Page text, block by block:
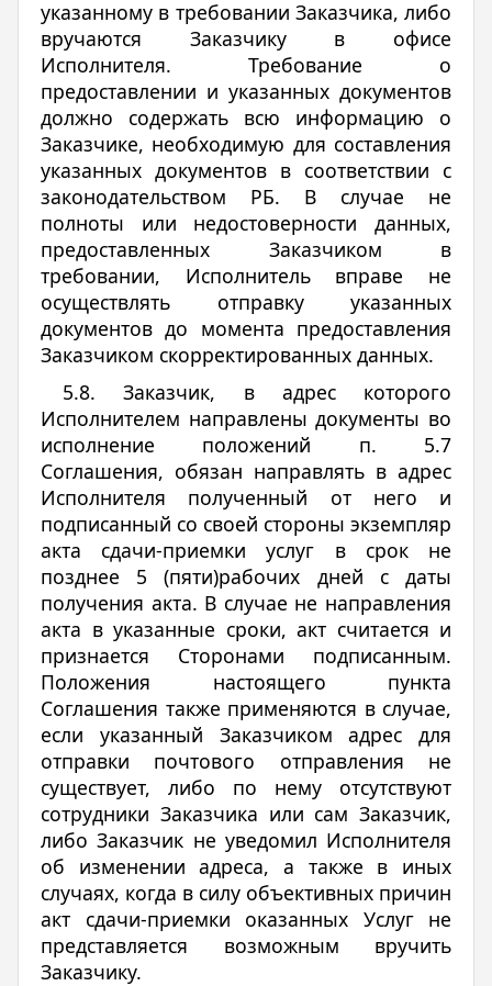
указанному в требовании Заказчика, либо
вручаются Заказчику в офисе
Исполнителя. Требование о
предоставлении и указанных документов
должно содержать всю информацию о
Заказчике, необходимую для составления
указанных документов в соответствии с
законодательством РБ. В случае не
полноты или недостоверности данных,
предоставленных Заказчиком в
требовании, Исполнитель вправе не
осуществлять отправку указанных
документов до момента предоставления
Заказчиком скорректированных данных.
5.8. Заказчик, в адрес которого
Исполнителем направлены документы во
исполнение положений п. 5.7
Соглашения, обязан направлять в адрес
Исполнителя полученный от него и
подписанный со своей стороны экземпляр
акта сдачи-приемки услуг в срок не
позднее 5 (пяти)рабочих дней с даты
получения акта. В случае не направления
акта в указанные сроки, акт считается и
признается Сторонами подписанным.
Положения настоящего пункта
Соглашения также применяются в случае,
если указанный Заказчиком адрес для
отправки почтового отправления не
существует, либо по нему отсутствуют
сотрудники Заказчика или сам Заказчик,
либо Заказчик не уведомил Исполнителя
об изменении адреса, а также в иных
случаях, когда в силу объективных причин
акт сдачи-приемки оказанных Услуг не
представляется возможным вручить
Заказчику.